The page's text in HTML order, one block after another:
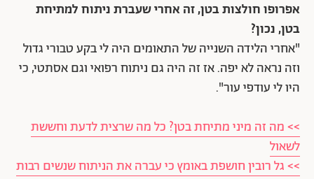
אפרופו חולצות בטן, זה אחרי שעברת ניתוח למתיחת
בטן, נכון?
"אחרי הלידה השנייה של התאומים היה לי בקע טבורי גדול
וזה נראה לא יפה. אז זה היה גם ניתוח רפואי וגם אסתטי, כי
היו לי עודפי עור".
>> מה זה מיני מתיחת בטן? כל מה שרצית לדעת וחששת
לשאול
>> גל רובין חושפת באומץ כי עברה את הניתוח שנשים רבות